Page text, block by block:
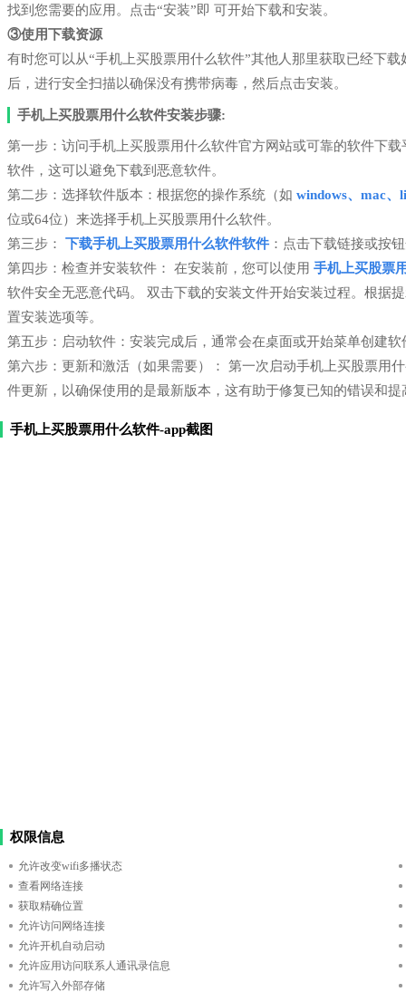
找到您需要的应用。点击“安装”即 可开始下载和安装。
③使用下载资源
有时您可以从“手机上买股票用什么软件”其他人那里获取已经下
后，进行安全扫描以确保没有携带病毒，然后点击安装。
手机上买股票用什么软件安装步骤:
第一步：访问手机上买股票用什么软件官方网站或可靠的软件下
软件，这可以避免下载到恶意软件。
第二步：选择软件版本：根据您的操作系统（如 windows、mac、
位或64位）来选择手机上买股票用什么软件。
第三步： 下载手机上买股票用什么软件软件 ：点击下载链接或按
第四步：检查并安装软件： 在安装前，您可以使用 手机上买股票
软件安全无恶意代码。 双击下载的安装文件开始安装过程。根据
置安装选项等。
第五步：启动软件：安装完成后，通常会在桌面或开始菜单创建
第六步：更新和激活（如果需要）： 第一次启动手机上买股票用
件更新，以确保使用的是最新版本，这有助于修复已知的错误和提
手机上买股票用什么软件-app截图
权限信息
允许改变wifi多播状态
查看网络连接
获取精确位置
允许访问网络连接
允许开机自动启动
允许应用访问联系人通讯录信息
允许写入外部存储